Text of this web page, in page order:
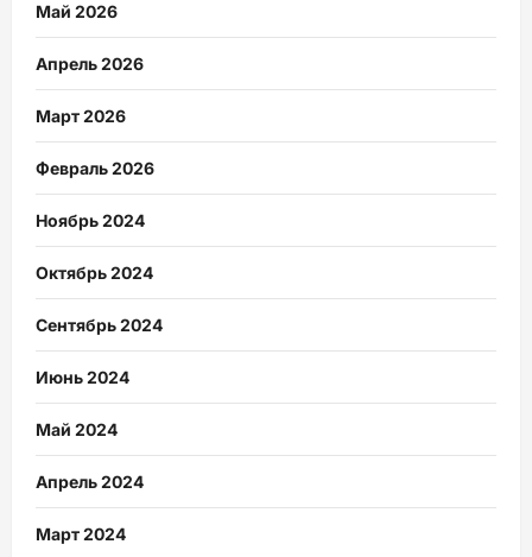
Май 2026
Апрель 2026
Март 2026
Февраль 2026
Ноябрь 2024
Октябрь 2024
Сентябрь 2024
Июнь 2024
Май 2024
Апрель 2024
Март 2024